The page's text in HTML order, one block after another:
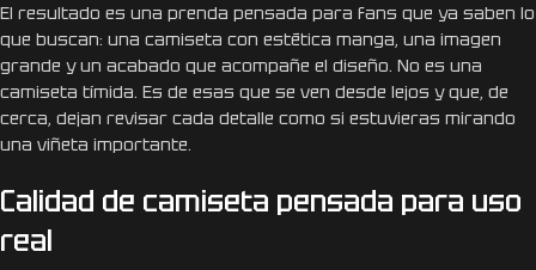
El resultado es una prenda pensada para fans que ya saben lo
que buscan: una camiseta con estética manga, una imagen
grande y un acabado que acompañe el diseño. No es una
camiseta tímida. Es de esas que se ven desde lejos y que, de
cerca, dejan revisar cada detalle como si estuvieras mirando
una viñeta importante.
Calidad de camiseta pensada para uso
real